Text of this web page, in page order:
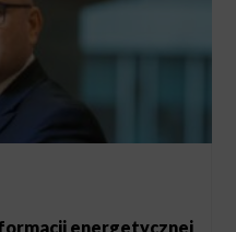
energetycznej